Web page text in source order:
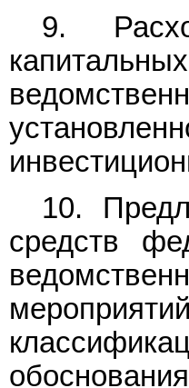
9.
10.
средств